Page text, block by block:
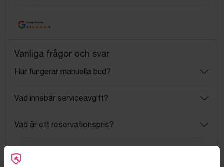
Google Rating
4.5
Vanliga frågor och svar
Hur fungerar manuella bud?
Vad innebär serviceavgift?
Vad är ett reservationspris?